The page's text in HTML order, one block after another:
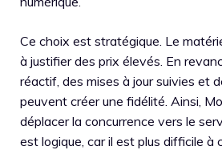
Ce choix est stratégique. Le
à justifier des prix élevés. En
réactif, des mises à jour suivies et
peuvent créer une fidélité. Ainsi,
déplacer la concurrence vers le
est logique, car il est plus difficile à